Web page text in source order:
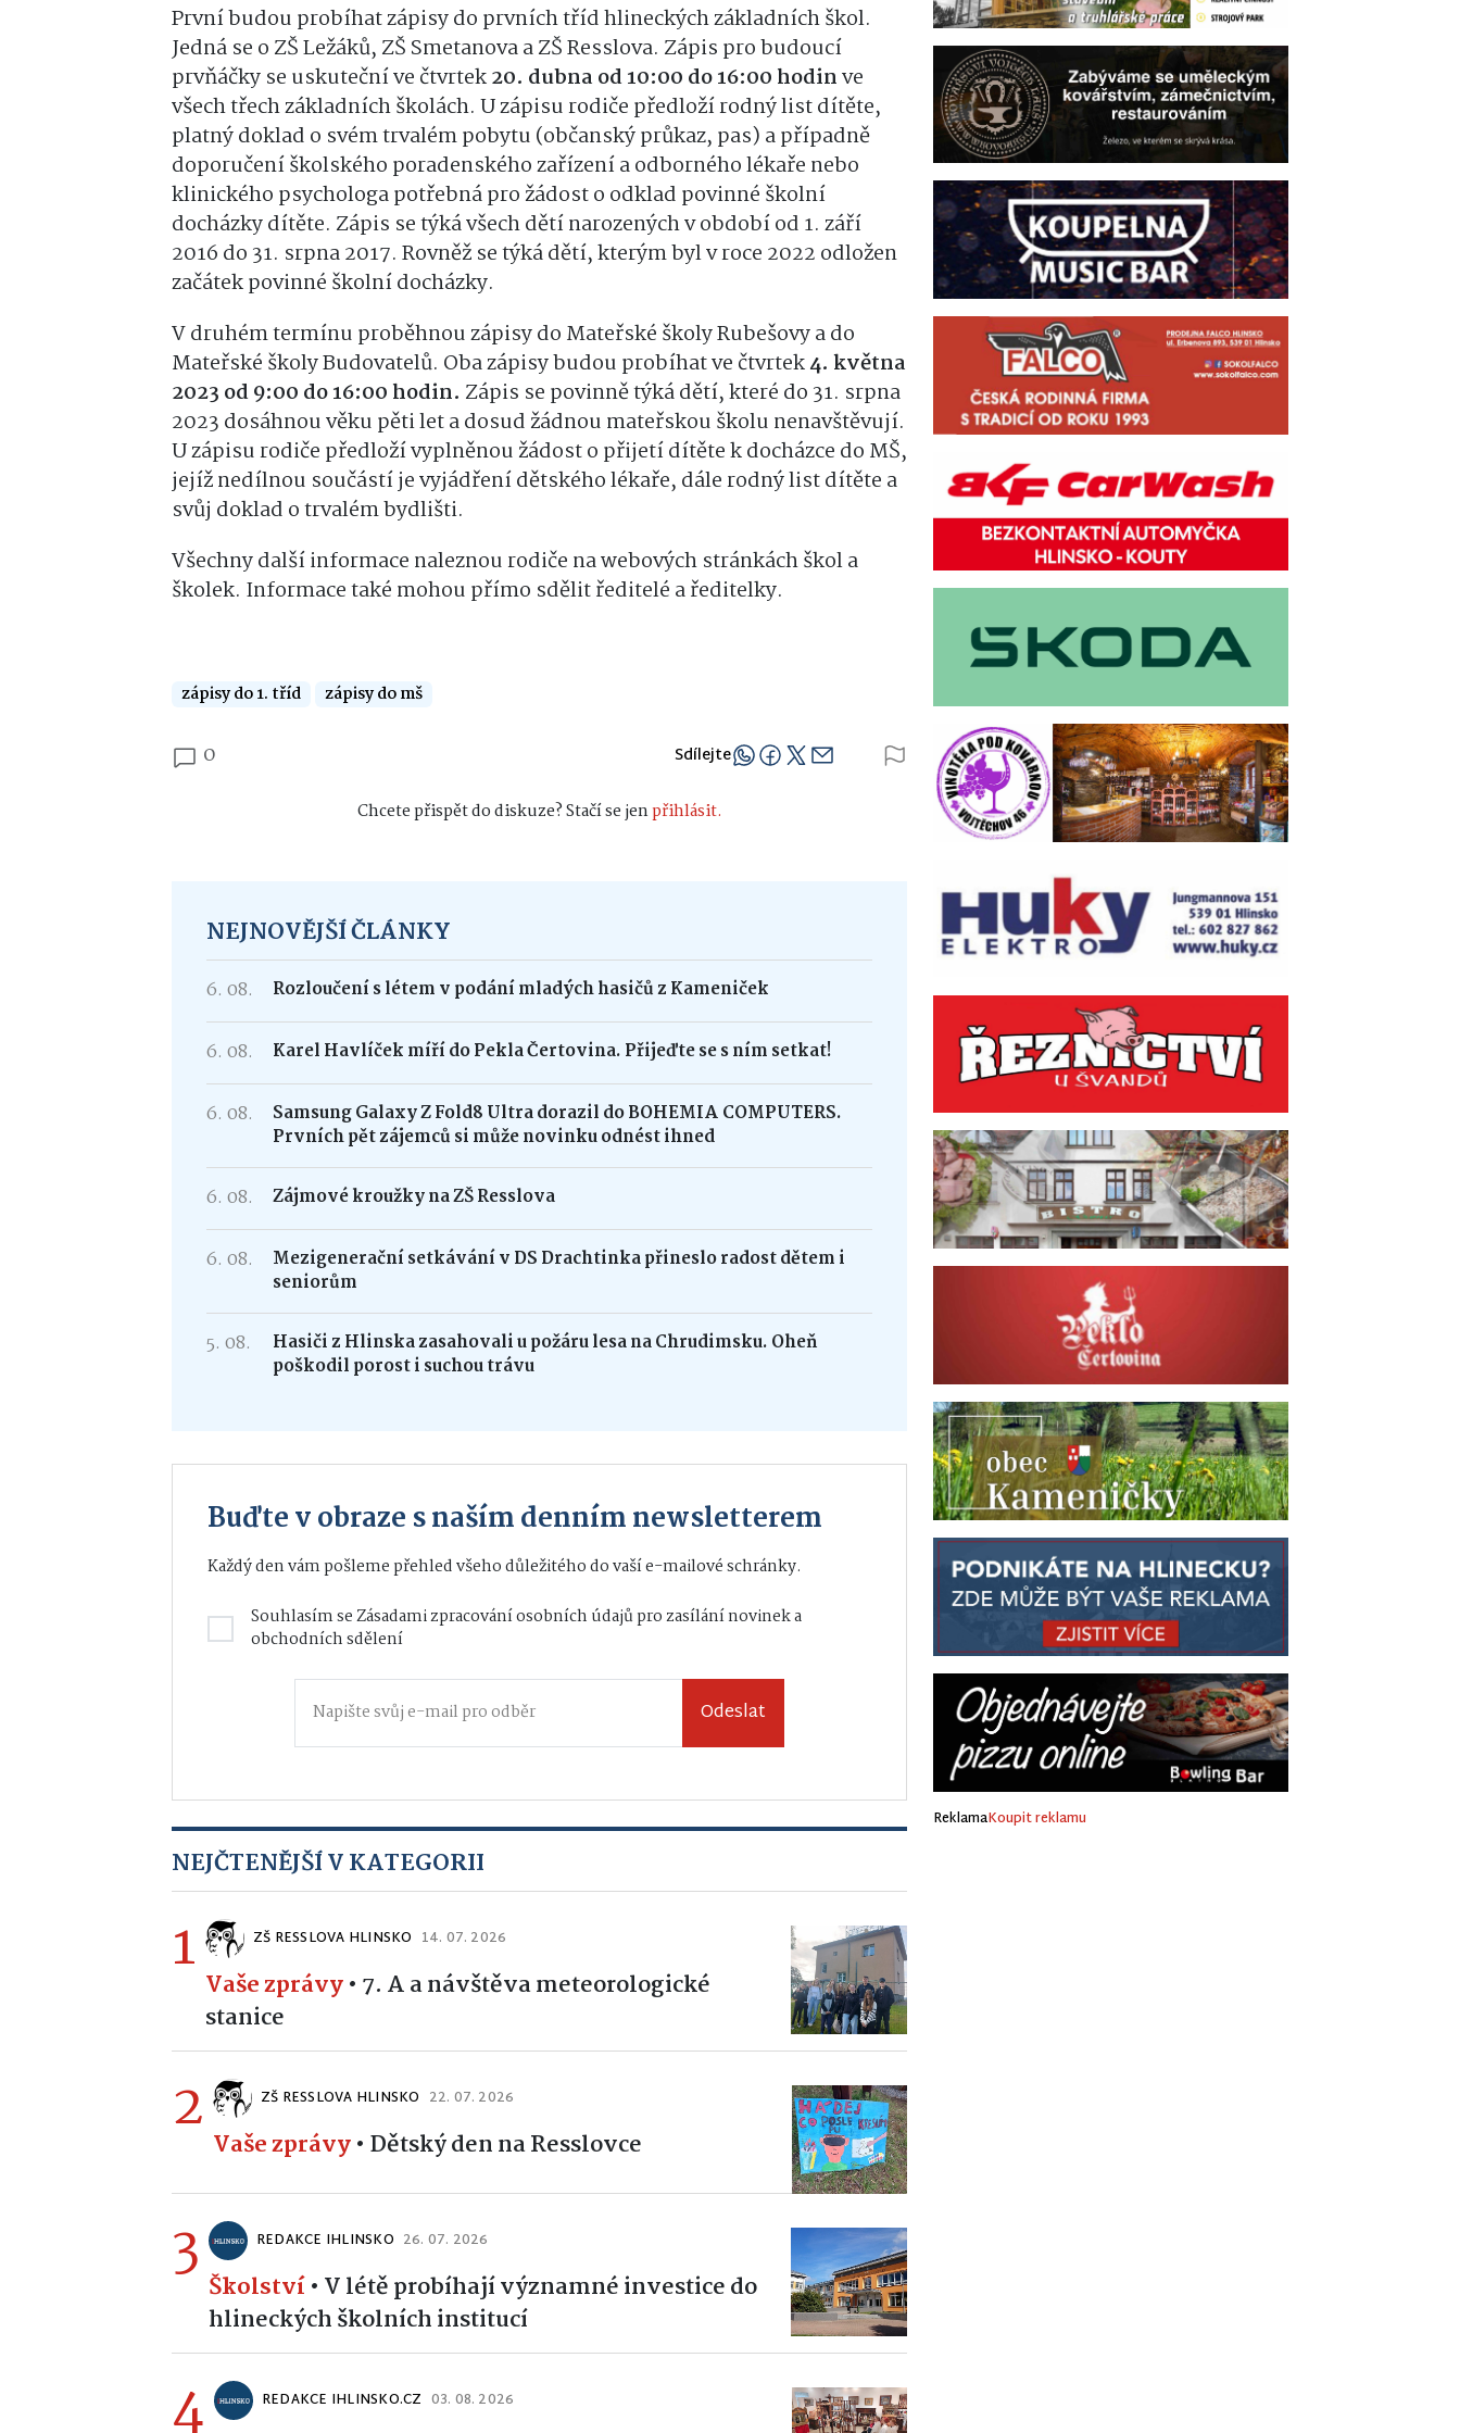
První budou probíhat zápisy do prvních tříd hlineckých základních škol.
Jedná se o ZŠ Ležáků, ZŠ Smetanova a ZŠ Resslova. Zápis pro budoucí
prvňáčky se uskuteční ve čtvrtek20. dubna od 10:00 do 16:00 hodinve
všech třech základních školách. U zápisu rodiče předloží rodný list dítěte,
platný doklad o svém trvalém pobytu (občanský průkaz, pas) a případně
doporučení školského poradenského zařízení a odborného lékaře nebo
klinického psychologa potřebná pro žádost o odklad povinné školní
docházky dítěte. Zápis se týká všech dětí narozených v období od 1. září
2016 do 31. srpna 2017. Rovněž se týká dětí, kterým byl v roce 2022 odložen
začátek povinné školní docházky.
V druhém termínu proběhnou zápisy do Mateřské školy Rubešovy a do
Mateřské školy Budovatelů. Oba zápisy budou probíhat ve čtvrtek4. května
2023 od 9:00 do 16:00 hodin. Zápis se povinně týká dětí, které do 31. srpna
2023 dosáhnou věku pěti let a dosud žádnou mateřskou školu nenavštěvují.
U zápisu rodiče předloží vyplněnou žádost o přijetí dítěte k docházce do MŠ,
jejíž nedílnou součástí je vyjádření dětského lékaře, dále rodný list dítěte a
svůj doklad o trvalém bydlišti.
Všechny další informace naleznou rodiče na webových stránkách škol a
školek. Informace také mohou přímo sdělit ředitelé a ředitelky.
zápisy do 1. tříd zápisy do mš
0 Sdílejte
Chcete přispět do diskuze? Stačí se jenpřihlásit.
NEJNOVĚJŠÍ ČLÁNKY
6. 08. Rozloučení s létem v podání mladých hasičů z Kameniček
6. 08. Karel Havlíček míří do Pekla Čertovina. Přijeďte se s ním setkat!
6. 08.
Samsung Galaxy Z Fold8 Ultra dorazil do BOHEMIA COMPUTERS.
Prvních pět zájemců si může novinku odnést ihned
6. 08. Zájmové kroužky na ZŠ Resslova
6. 08.
Mezigenerační setkávání v DS Drachtinka přineslo radost dětem i
seniorům
5. 08.
Hasiči z Hlinska zasahovali u požáru lesa na Chrudimsku. Oheň
poškodil porost i suchou trávu
Buďte v obraze s naším denním newsletterem
Každý den vám pošleme přehled všeho důležitého do vaší e-mailové schránky.
Souhlasím seZásadami zpracování osobních údajůpro zasílání novinek a
obchodních sdělení
Odeslat
NEJČTENĚJŠÍ V KATEGORII
1 ZŠ RESSLOVA HLINSKO 14. 07. 2026
Vaše zprávy• 7. A a návštěva meteorologické
stanice
2 ZŠ RESSLOVA HLINSKO 22. 07. 2026
Vaše zprávy• Dětský den na Resslovce
3 REDAKCE IHLINSKO 26. 07. 2026
Školství• V létě probíhají významné investice do
hlineckých školních institucí
4 REDAKCE IHLINSKO.CZ 03. 08. 2026
ReklamaKoupit reklamu